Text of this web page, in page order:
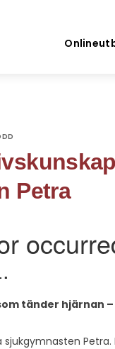
Petra
tänder hjärnan
sjukgymnasten